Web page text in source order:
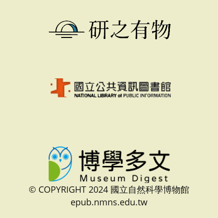
© COPYRIGHT 2024 國立自然科學博物館
epub.nmns.edu.tw